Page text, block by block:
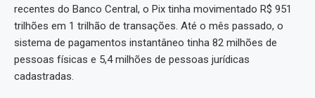
recentes do Banco Central, o Pix tinha movimentado R$ 951
trilhões em 1 trilhão de transações. Até o mês passado, o
sistema de pagamentos instantâneo tinha 82 milhões de
pessoas físicas e 5,4 milhões de pessoas jurídicas
cadastradas.